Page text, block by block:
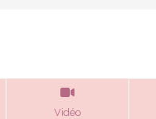
Vidéo